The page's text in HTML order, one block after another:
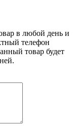
в любой день и
телефон
товар будет